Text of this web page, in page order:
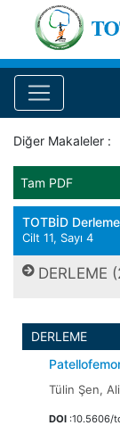
Diğer Makaleler :
Tam PDF
TOTBİD
Cilt 11, Sayı 4
DERLEME
DERLEME
Tülin Şen,
DOI :10.5606/